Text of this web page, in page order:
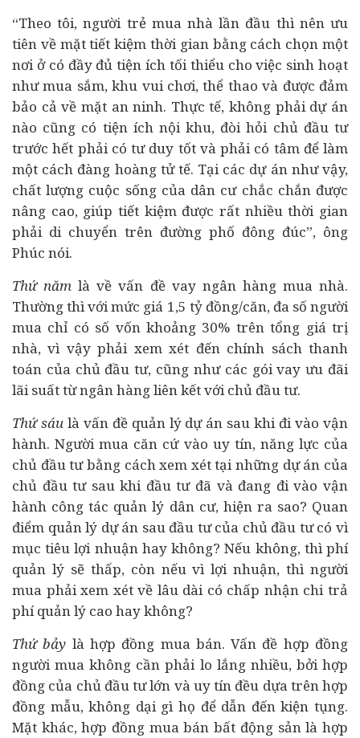
“Theo tôi, người trẻ mua nhà lần đầu thì nên ưu
tiên về mặt tiết kiệm thời gian bằng cách chọn một
nơi ở có đầy đủ tiện ích tối thiểu cho việc sinh hoạt
như mua sắm, khu vui chơi, thể thao và được đảm
bảo cả về mặt an ninh. Thực tế, không phải dự án
nào cũng có tiện ích nội khu, đòi hỏi chủ đầu tư
trước hết phải có tư duy tốt và phải có tâm để làm
một cách đàng hoàng tử tế. Tại các dự án như vậy,
chất lượng cuộc sống của dân cư chắc chắn được
nâng cao, giúp tiết kiệm được rất nhiều thời gian
phải di chuyển trên đường phố đông đúc”, ông
Phúc nói.
Thứ năm là về vấn đề vay ngân hàng mua nhà.
Thường thì với mức giá 1,5 tỷ đồng/căn, đa số người
mua chỉ có số vốn khoảng 30% trên tổng giá trị
nhà, vì vậy phải xem xét đến chính sách thanh
toán của chủ đầu tư, cũng như các gói vay ưu đãi
lãi suất từ ngân hàng liên kết với chủ đầu tư.
Thứ sáulà vấn đề quản lý dự án sau khi đi vào vận
hành. Người mua căn cứ vào uy tín, năng lực của
chủ đầu tư bằng cách xem xét tại những dự án của
chủ đầu tư sau khi đầu tư đã và đang đi vào vận
hành công tác quản lý dân cư, hiện ra sao? Quan
điểm quản lý dự án sau đầu tư của chủ đầu tư có vì
mục tiêu lợi nhuận hay không? Nếu không, thì phí
quản lý sẽ thấp, còn nếu vì lợi nhuận, thì người
mua phải xem xét về lâu dài có chấp nhận chi trả
phí quản lý cao hay không?
Thứ bảy là hợp đồng mua bán. Vấn đề hợp đồng
người mua không cần phải lo lắng nhiều, bởi hợp
đồng của chủ đầu tư lớn và uy tín đều dựa trên hợp
đồng mẫu, không dại gì họ để dẫn đến kiện tụng.
Mặt khác, hợp đồng mua bánbất động sảnlà hợp